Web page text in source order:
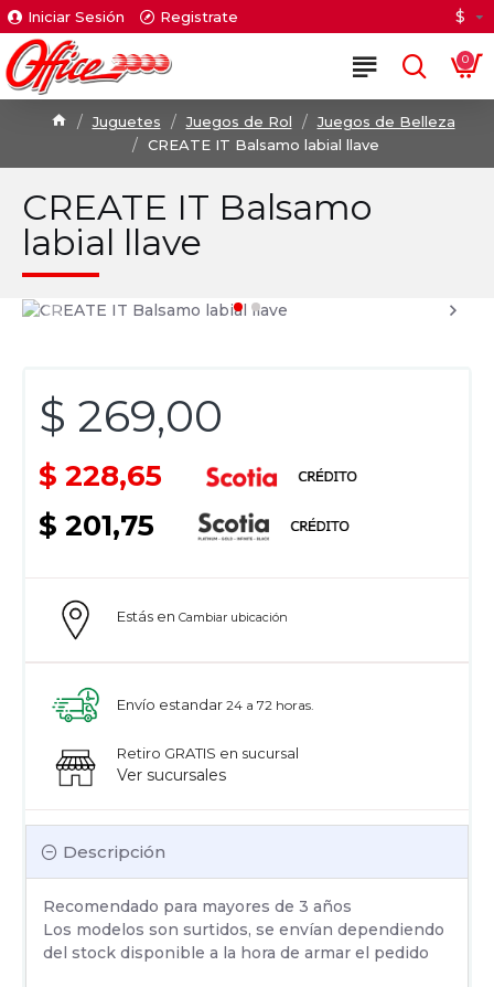
Iniciar Sesión Registrate $
0
Juguetes Juegos de Rol
Juegos de Belleza
CREATE IT Balsamo labial llave
CREATE IT Balsamo
labial llave
$ 269,00
$ 228,65
$ 201,75
Descripción
Recomendado para mayores de 3 años
Los modelos son surtidos, se envían dependiendo
del stock disponible a la hora de armar el pedido
Estás en Cambiar ubicación
Envío estandar 24 a 72 horas.
Retiro GRATIS en sucursal
Ver sucursales